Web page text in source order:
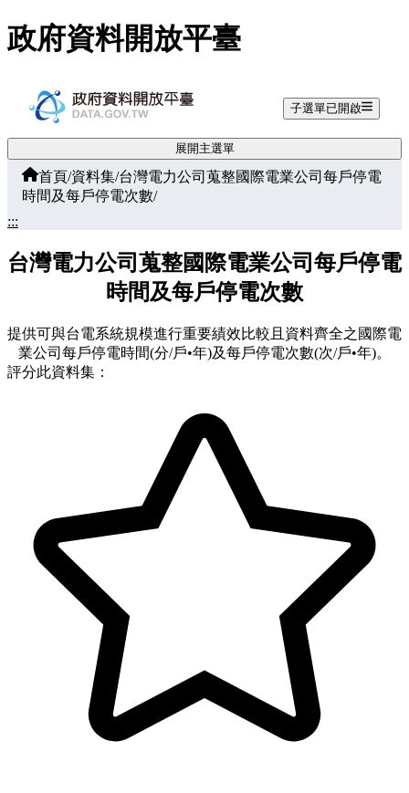
跳至主要內容
政府資料開放平臺
子選單已開啟
展開主選單
首頁/資料集/台灣電力公司蒐整國際電業公司每戶停電
時間及每戶停電次數/
:::
台灣電力公司蒐整國際電業公司每戶停電
時間及每戶停電次數
提供可與台電系統規模進行重要績效比較且資料齊全之國際電
業公司每戶停電時間(分/戶•年)及每戶停電次數(次/戶•年)。
評分此資料集：